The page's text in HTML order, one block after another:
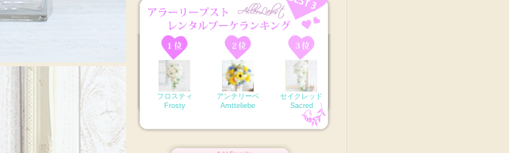
フロスティ
Frosty
アンテリーベ
Amtteliebe
セイクレッド
Sacred